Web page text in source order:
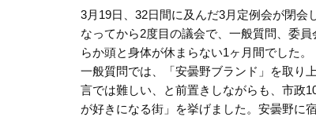
3月19日、32日間に及んだ3月定例会が閉
なってから2度目の議会で、一般質問、委
らか頭と身体が休まらない1ヶ月間でした。
一般質問では、「安曇野ブランド」を取り
言では難しい、と前置きしながらも、市政
が好きになる街」を挙げました。安曇野に